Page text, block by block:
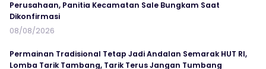
Perusahaan, Panitia Kecamatan Sale Bungkam Saat
Dikonfirmasi
08/08/2026
Permainan Tradisional Tetap Jadi Andalan Semarak HUT RI,
Lomba Tarik Tambang, Tarik Terus Jangan Tumbang